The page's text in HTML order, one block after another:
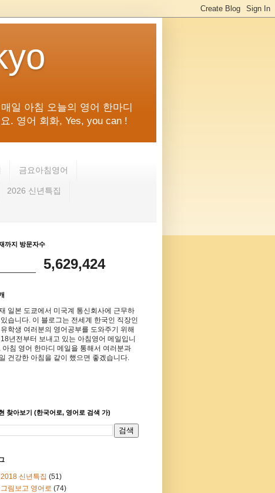
일 아침 오늘의 영어 한마디
. 영어 회화, Yes, you can !
금요아침영어
2026 신년특집
까지 방문자수
5,629,424
일본 도쿄에서 미국계 통신회사에 근무하
있습니다. 이 블로그는 전세계 한국인 직장인
학생 여러분의 영어공부를 도와주기 위해
년전부터 보내고 있는 아침영어 메일입니
아침 영어 한마디 메일을 통해서 여러분과
건강한 아침을 같이 했으면 좋겠습니다.
찾아보기 (한국어로, 영어로 검색 가)
2018 신년특집 (51)
그림보고 영어로 (74)